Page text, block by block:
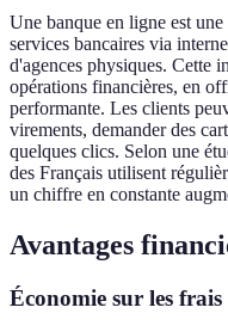
Une banque en ligne est
services bancaires via
d'agences physiques. Cette
opérations financières, en
performante. Les clients
virements, demander des
quelques clics. Selon une
des Français utilisent
un chiffre en constante
Avantages
Économie sur les frais